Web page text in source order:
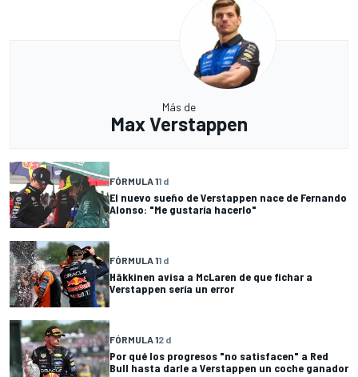
Más de
Max Verstappen
FÓRMULA 11 d
El nuevo sueño de Verstappen nace de Fernando
Alonso: "Me gustaría hacerlo"
FÓRMULA 11 d
Häkkinen avisa a McLaren de que fichar a
Verstappen sería un error
FÓRMULA 12 d
Por qué los progresos "no satisfacen" a Red
Bull hasta darle a Verstappen un coche ganador